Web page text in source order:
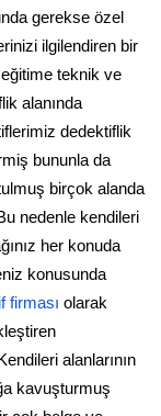
gerekse özel
ilgilendiren bir
teknik ve
alanında
dedektiflik
bununla da
birçok alanda
nedenle kendileri
her konuda
konusunda
firması olarak
alanlarının
kavuşturmuş